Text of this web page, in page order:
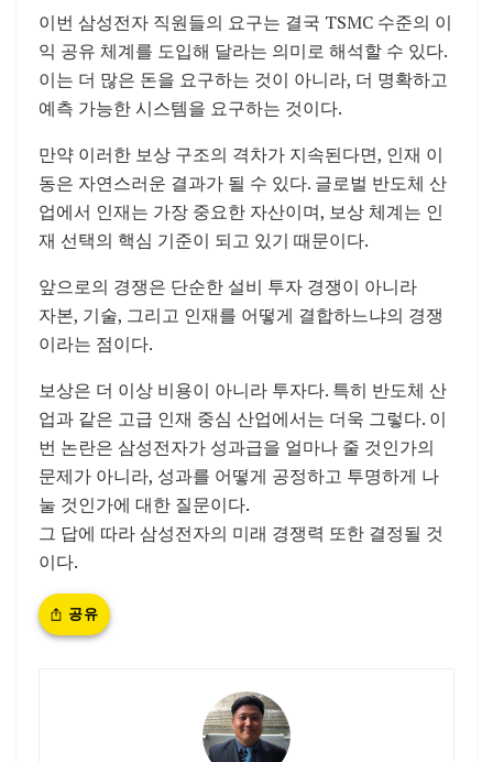
이번 삼성전자 직원들의 요구는 결국 TSMC 수준의 이
익 공유 체계를 도입해 달라는 의미로 해석할 수 있다.
이는 더 많은 돈을 요구하는 것이 아니라, 더 명확하고
예측 가능한 시스템을 요구하는 것이다.
만약 이러한 보상 구조의 격차가 지속된다면, 인재 이
동은 자연스러운 결과가 될 수 있다. 글로벌 반도체 산
업에서 인재는 가장 중요한 자산이며, 보상 체계는 인
재 선택의 핵심 기준이 되고 있기 때문이다.
앞으로의 경쟁은 단순한 설비 투자 경쟁이 아니라
자본, 기술, 그리고 인재를 어떻게 결합하느냐의 경쟁
이라는 점이다.
보상은 더 이상 비용이 아니라 투자다. 특히 반도체 산
업과 같은 고급 인재 중심 산업에서는 더욱 그렇다. 이
번 논란은 삼성전자가 성과급을 얼마나 줄 것인가의
문제가 아니라, 성과를 어떻게 공정하고 투명하게 나
눌 것인가에 대한 질문이다.
그 답에 따라 삼성전자의 미래 경쟁력 또한 결정될 것
이다.
공유